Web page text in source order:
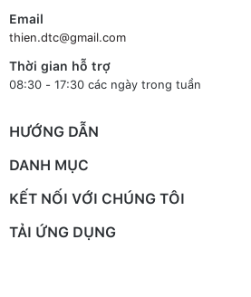
Email
thien.dtc@gmail.com
Thời gian hỗ trợ
08:30 - 17:30 các ngày trong tuần
HƯỚNG DẪN
DANH MỤC
KẾT NỐI VỚI CHÚNG TÔI
TẢI ỨNG DỤNG